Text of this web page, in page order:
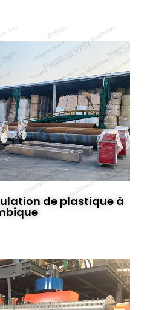
de plastique à